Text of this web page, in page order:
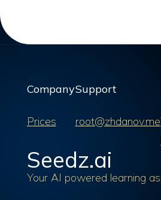
Company
Prices
Support
root@zhdanov.me
Seedz.ai
Your AI powered learning